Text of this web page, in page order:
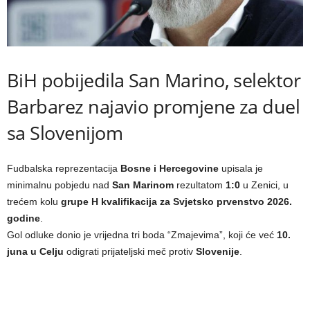
BiH pobijedila San Marino, selektor
Barbarez najavio promjene za duel
sa Slovenijom
Fudbalska reprezentacija Bosne i Hercegovine upisala je
minimalnu pobjedu nad San Marinom rezultatom 1:0 u Zenici, u
trećem kolu grupe H kvalifikacija za Svjetsko prvenstvo 2026.
godine.
Gol odluke donio je vrijedna tri boda “Zmajevima”, koji će već 10.
juna u Celju odigrati prijateljski meč protiv Slovenije.